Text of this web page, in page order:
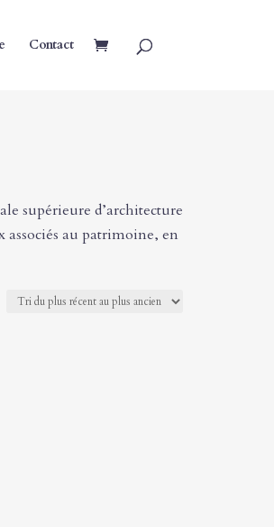
Contact
supérieure d’architecture
au patrimoine, en